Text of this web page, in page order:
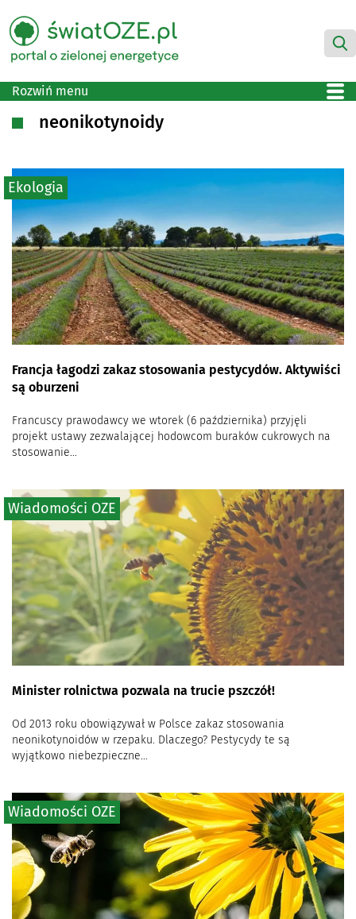
Rozwiń menu
neonikotynoidy
Francja łagodzi zakaz stosowania pestycydów. Aktywiści
są oburzeni
Francuscy prawodawcy we wtorek (6 października) przyjęli
projekt ustawy zezwalającej hodowcom buraków cukrowych na
stosowanie...
Ekologia
Minister rolnictwa pozwala na trucie pszczół!
Od 2013 roku obowiązywał w Polsce zakaz stosowania
neonikotynoidów w rzepaku. Dlaczego? Pestycydy te są
wyjątkowo niebezpieczne...
Wiadomości OZE
Wiadomości OZE